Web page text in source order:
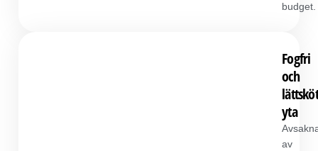
budget.
Fogfri
och
yta
av